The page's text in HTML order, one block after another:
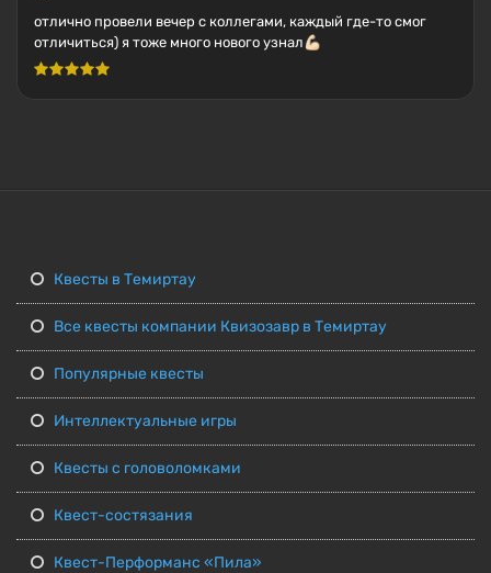
отлично провели вечер с коллегами, каждый где-то смог
отличиться) я тоже много нового узнал💪🏻
Квесты в Темиртау
Все квесты компании Квизозавр в Темиртау
Популярные квесты
Интеллектуальные игры
Квесты с головоломками
Квест-состязания
Квест-Перформанс «Пила»